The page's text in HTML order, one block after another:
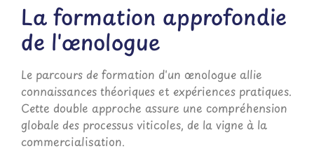
La formation approfondie
de l'œnologue
Le parcours de formation d'un œnologue allie
connaissances théoriques et expériences pratiques.
Cette double approche assure une compréhension
globale des processus viticoles, de la vigne à la
commercialisation.